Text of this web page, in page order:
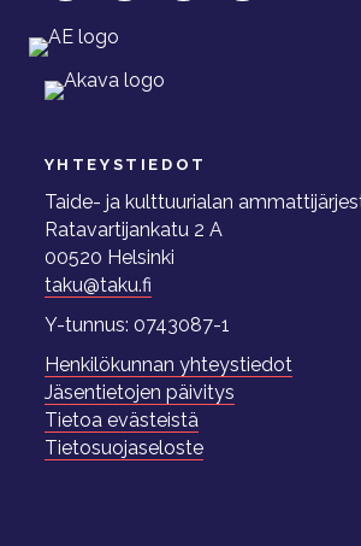
YHTEYSTIEDOT
Taide- ja kulttuurialan
Ratavartijankatu 2 A
00520 Helsinki
taku@taku.fi
Y-tunnus: 0743087-1
Henkilökunnan yhteystiedot
Jäsentietojen päivitys
Tietoa evästeistä
Tietosuojaseloste